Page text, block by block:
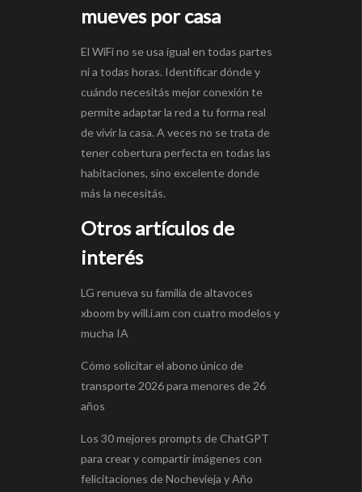
mueves por casa
El WiFi no se usa igual en todas partes
ni a todas horas. Identificar dónde y
cuándo necesitás mejor conexión te
permite adaptar la red a tu forma real
de vivir la casa. A veces no se trata de
tener cobertura perfecta en todas las
habitaciones, sino excelente donde
más la necesitás.
Otros artículos de
interés
LG renueva su familia de altavoces
xboom by will.i.am con cuatro modelos y
mucha IA
Cómo solicitar el abono único de
transporte 2026 para menores de 26
años
Los 30 mejores prompts de ChatGPT
para crear y compartir imágenes con
felicitaciones de Nochevieja y Año